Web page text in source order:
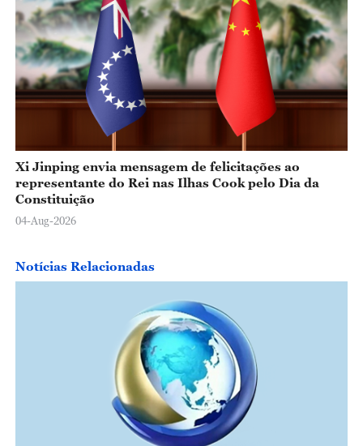
Xi Jinping envia mensagem de felicitações ao
representante do Rei nas Ilhas Cook pelo Dia da
Constituição
04-Aug-2026
Notícias Relacionadas